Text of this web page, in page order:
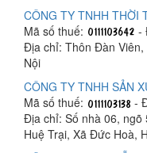
CÔNG TY TNHH THỜI
Mã số thuế:
-
Địa chỉ: Thôn Đàn Viên,
Nội
CÔNG TY TNHH SẢN
Mã số thuế:
-
Địa chỉ: Số nhà 06, ngõ
Huệ Trại, Xã Đức Hoà,